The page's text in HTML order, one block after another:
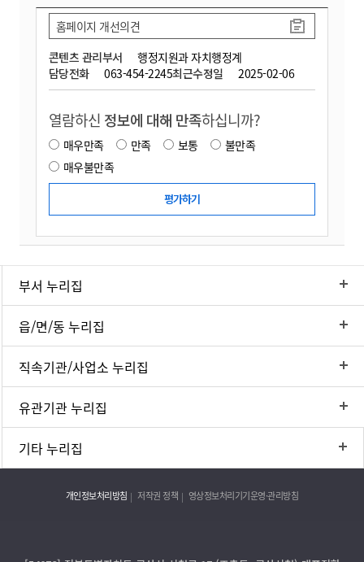
콘텐츠 관리부서
행정지원과 자치행정계
담당전화
063-454-2245최근수정일 2025-02-06
홈페이지 개선의견
열람하신 정보에 대해 만족하십니까?
매우만족 만족 보통
불만족
매우불만족
부서 누리집
읍/면/동 누리집
직속기관/사업소 누리집
유관기관 누리집
기타 누리집
개인정보처리방침 저작권 정책 영상정보처리기기운영·관리방침